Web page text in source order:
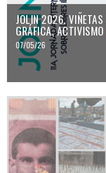
JOLIN 2026. VIÑETAS
GRÁFICA,
07/05/26